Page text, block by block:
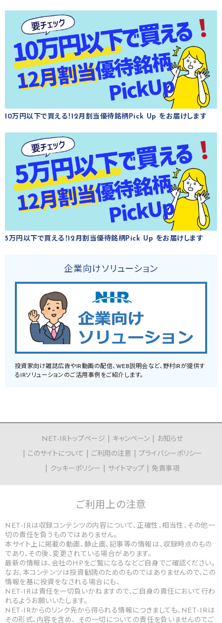
10万円以下で買える！12月割当優待銘柄Pick Up をお届けします
5万円以下で買える！12月割当優待銘柄Pick Up をお届けします
企業向けソリューション
投資家向け雑誌広告やIR動画の配信、WEB説明会など、野村IRが提供す
るIRソリューションのご活用事例をご紹介します。
NET-IRトップページ キャンペーン
お知らせ
このサイトについて
ご利用の注意
プライバシーポリシー
クッキーポリシー
サイトマップ 免責事項
ご利用上の注意
NET-IRは収録コンテンツの内容について、正確性、相当性、その他一
切の責任を負うものではありません。
本サイト上に掲載の動画、静止画、記事等の情報は、収録時点のもの
であり、その後、変更されている場合があります。
最新の情報は、会社のHPをご覧になるなどご自身でご確認ください。
なお、本コンテンツは投資勧誘のためのものではありませんので、この
情報を基に投資をなされる場合にも、
NET-IRは責任を一切負いかねますので、ご自身の責任において行わ
れるようお願いいたします。
NET-IRからのリンク先から得られる情報につきましても、NET-IRは
その形式、内容を含め、 その一切についての責任を負いませんのでご